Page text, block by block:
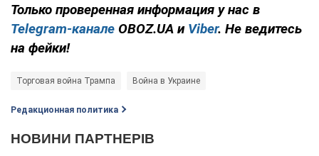
Только проверенная информация у нас в
Telegram-канале OBOZ.UA и Viber. Не ведитесь
на фейки!
Торговая война Трампа Война в Украине
Редакционная политика